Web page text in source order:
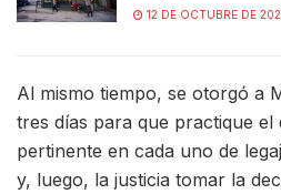
12 DE OCTUBRE DE
Al mismo tiempo, se otorgó a
tres días para que practique el
pertinente en cada uno de
y, luego, la justicia tomar la